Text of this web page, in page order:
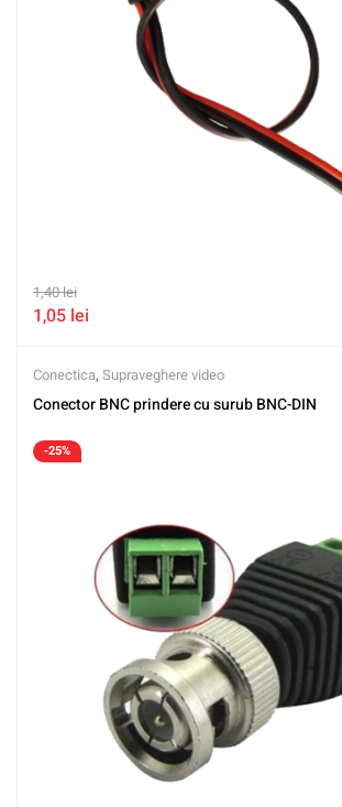
1,40lei
1,05 lei
Conectica, Supraveghere video
Conector BNC prindere cu surub BNC-DIN
-25%